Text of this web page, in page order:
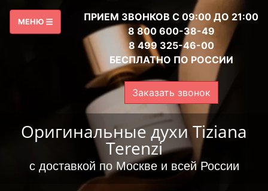
МЕНЮ
ПРИЕМ ЗВОНКОВ С 09:00 ДО 21:00
8 800 600-38-49
8 499 325-46-00
БЕСПЛАТНО ПО РОССИИ
Заказать звонок
Оригинальные духи Tiziana
Terenzi
с доставкой по Москве и всей России